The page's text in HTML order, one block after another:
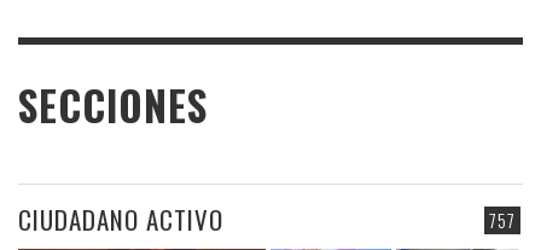
SECCIONES
757
CIUDADANO ACTIVO